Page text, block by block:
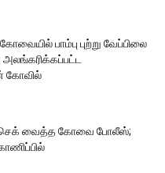
பாம்பு புற்று வேப்பிலை
கோவில்
செக் வைத்த கோவை போலீஸ்;